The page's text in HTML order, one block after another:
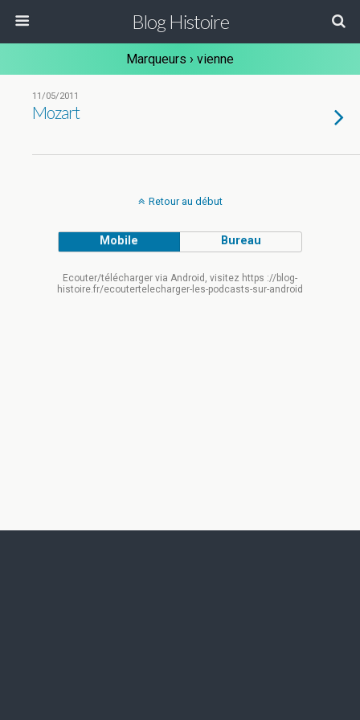
Blog Histoire
Marqueurs › vienne
11/05/2011
Mozart
Retour au début
Mobile Bureau
Ecouter/télécharger via Android, visitez https ://blog-
histoire.fr/ecoutertelecharger-les-podcasts-sur-android